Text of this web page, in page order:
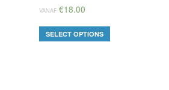
VANAF€18.00
SELECT OPTIONS